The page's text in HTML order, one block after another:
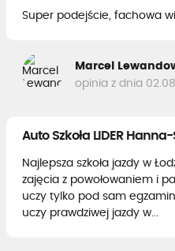
Super podejście, fachowa
Marcel
opinia z dnia
Auto Szkoła LIDER
Najlepsza szkoła jazdy w
zajęcia z powołowaniem i
uczy tylko pod sam
uczy prawdziwej jazdy w...